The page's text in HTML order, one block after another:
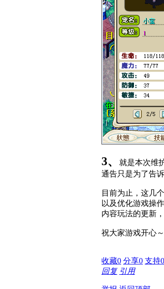
3、
就是本次维
通告只是为了告
目前为止，这几
以及优化游戏操
内容玩法的更新
祝大家游戏开心～
收藏0 分享0 支持0
回复 引用